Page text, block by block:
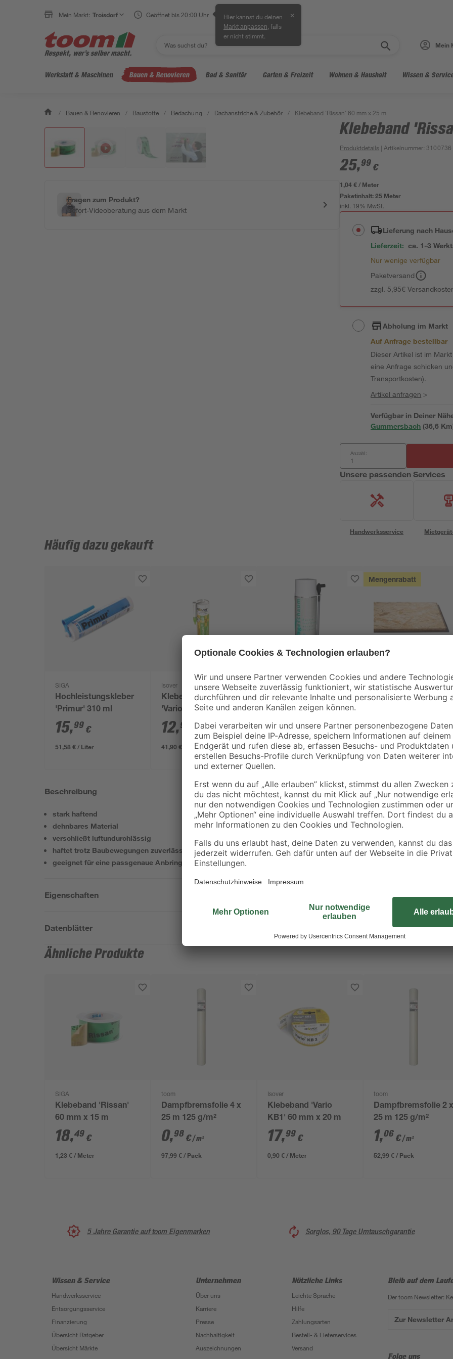
Mein Markt: Troisdorf Geöffnet bis 20:00 Uhr Hier kannst du deinen
Markt anpassen , falls
er nicht stimmt.
✕
Mein
Werkstatt & Maschinen Bauen & Renovieren Bad & Sanitär Garten & Freizeit Wohnen & Haushalt Wissen &
/ Bauen & Renovieren / Baustoffe / Bedachung / Dachanstriche & Zubehör / Klebeband 'Rissan' 60 mm x 25 m
Fragen zum Produkt?
Sofort-Videoberatung aus dem Markt
Klebeband
Produktdetails | Artikelnummer:3100736
25,99 €
1,04 € / Meter
Paketinhalt:25 Meter
inkl. 19% MwSt.
Lieferung nach
Lieferzeit: ca. 1-3
Nur wenige verfügbar
Paketversand
zzgl. 5,95€
Abholung im Markt
Auf Anfrage bestellbar
Dieser Artikel ist im
eine Anfrage schicken
Transportkosten).
Artikel anfragen >
Verfügbar in Deiner
Gummersbach (36,6
Anzahl:
Unsere passenden Services
Handwerksservice
Häufig dazu gekauft
SIGA
Hochleistungskleber
'Primur' 310 ml
15,99 €
51,58 € / Liter
Isover
Klebe-Dichtmasse
'Vario DoubleFit +'
310 ml
12,99 €
41,90 € / Liter
Montageschaum 500
ml
6,29€
12,58 € / Liter
Mengenrabatt
Kronospan
OSB3-Verlegeplatte
ungeschliffen 1690 x
634 x 12 mm
5,99€/ m²
6,41 € / Pack
Beschreibung
stark haftend
dehnbares Material
verschließt luftundurchlässig
haftet trotz Baubewegungen zuverlässig
geeignet für eine passgenaue Anbringung an Rohren
Geschmeidiges, einseitig stark
an Durchdringungen im
Eigenschaften
Datenblätter
Ähnliche Produkte
SIGA
Klebeband 'Rissan'
60 mm x 15 m
18,49 €
1,23 € / Meter
toom
Dampfbremsfolie 4 x
25 m 125 g/m²
0,98 €/ m²
97,99 € / Pack
Isover
Klebeband 'Vario
KB1' 60 mm x 20 m
17,99 €
0,90 € / Meter
toom
Dampfbremsfolie 2 x
25 m 125 g/m²
1,06 €/ m²
52,99 € / Pack
5 Jahre Garantie auf toom Eigenmarken Sorglos, 90 Tage Umtauschgarantie
Wissen & Service
Handwerksservice
Entsorgungsservice
Finanzierung
Übersicht Ratgeber
Übersicht Märkte
Unternehmen
Über uns
Karriere
Presse
Nachhaltigkeit
Auszeichnungen
Nützliche Links
Leichte Sprache
Hilfe
Zahlungsarten
Bestell- & Lieferservices
Versand
Bleib auf dem
Der toom Newsletter:
Zur Newsletter
Folge uns